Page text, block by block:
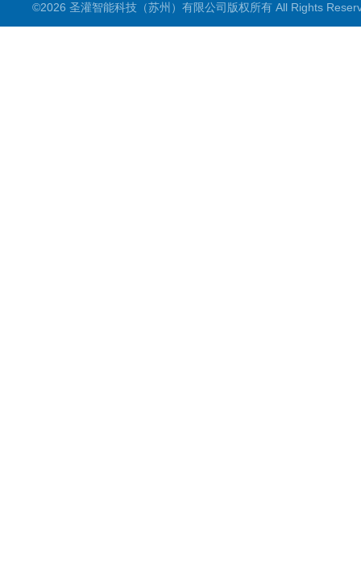
©2026 圣灌智能科技（苏州）有限公司版权所有 All Rights